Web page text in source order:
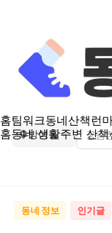
홈팀워크동네산책런
홈동네 생활주변 산책
방어동
동네 정보 인기글